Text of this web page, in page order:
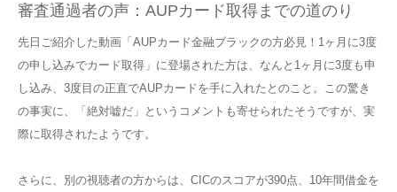
審査通過者の声：AUPカード取得までの道のり
先日ご紹介した動画「AUPカード金融ブラックの方必見！1ヶ月に3度
の申し込みでカード取得」に登場された方は、なんと1ヶ月に3度も申
し込み、3度目の正直でAUPカードを手に入れたとのこと。この驚き
の事実に、「絶対嘘だ」というコメントも寄せられたそうですが、実
際に取得されたようです。
さらに、別の視聴者の方からは、CICのスコアが390点、10年間借金を